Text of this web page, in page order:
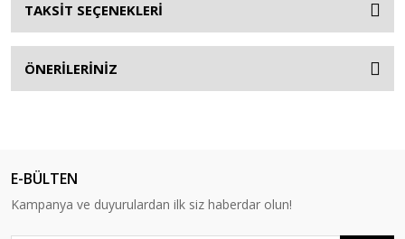
TAKSİT SEÇENEKLERİ
ÖNERİLERİNİZ
E-BÜLTEN
Kampanya ve duyurulardan ilk siz haberdar olun!